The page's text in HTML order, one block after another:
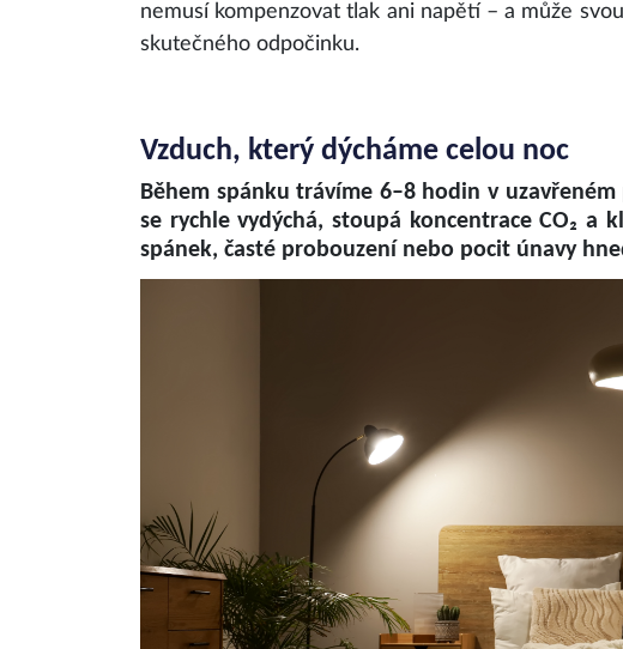
nemusí kompenzovat tlak ani napětí – a může
skutečného odpočinku.
Vzduch, který dýcháme celou noc
Během spánku trávíme 6–8 hodin v
se rychle vydýchá, stoupá koncentrace CO₂ a
spánek, časté probouzení nebo pocit únavy